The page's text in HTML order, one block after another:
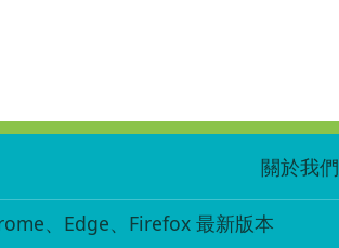
關於我們
、Edge、Firefox 最新版本